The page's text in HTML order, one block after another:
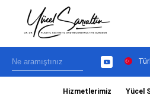
YouTube
Hizmetlerimiz Yücel